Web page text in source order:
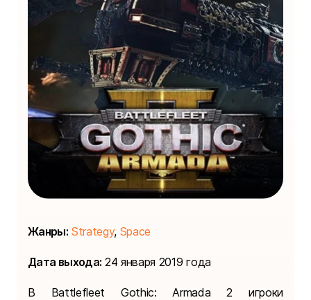
Жанры: Strategy, Space
Дата выхода: 24 января 2019 года
В Battlefleet Gothic: Armada 2 игроки